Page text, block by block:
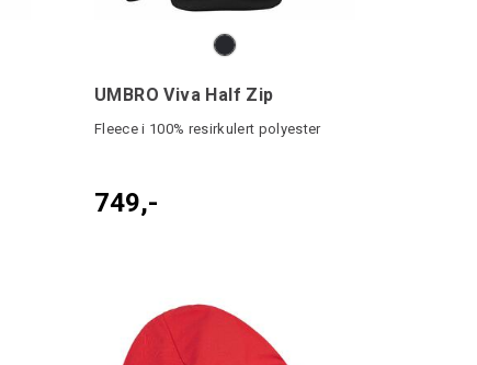
UMBRO Viva Half Zip
Fleece i 100% resirkulert polyester
749,-